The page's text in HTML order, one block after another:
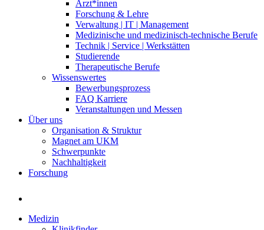
Ärzt*innen
Forschung & Lehre
Verwaltung | IT | Management
Medizinische und medizinisch-technische Berufe
Technik | Service | Werkstätten
Studierende
Therapeutische Berufe
Wissenswertes
Bewerbungsprozess
FAQ Karriere
Veranstaltungen und Messen
Über uns
Organisation & Struktur
Magnet am UKM
Schwerpunkte
Nachhaltigkeit
Forschung
Medizin